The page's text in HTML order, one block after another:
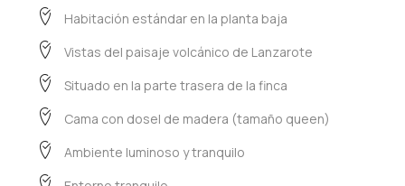
Habitación estándar en la planta baja
Vistas del paisaje volcánico de Lanzarote
Situado en la parte trasera de la finca
Cama con dosel de madera (tamaño queen)
Ambiente luminoso y tranquilo